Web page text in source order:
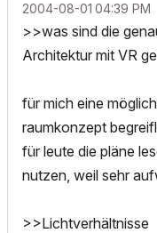
‎2004-08-01 04:39 PM
>>was sind die
Architektur mit VR
für mich eine
raumkonzept
für leute die pläne
nutzen, weil sehr
>>Lichtverhältnisse